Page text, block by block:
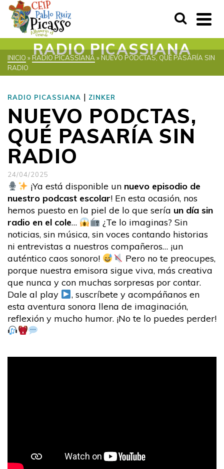
RADIO PICASSIANA
INICIO »RADIO PICASSIANA »NUEVO PODCTAS, QUÉ PASARÍA SIN
RADIO
RADIO PICASSIANA | ZINKER
NUEVO PODCTAS,
QUÉ PASARÍA SIN
RADIO
24/04/2025
¡Ya está disponible un nuevo episodio de
nuestro podcast escolar! En esta ocasión, nos
hemos puesto en la piel de lo que sería un día sin
radio en el cole…
¿Te lo imaginas? Sin
noticias, sin música, sin voces contando historias
ni entrevistas a nuestros compañeros… ¡un
auténtico caos sonoro!
Pero no te preocupes,
porque nuestra emisora sigue viva, más creativa
que nunca y con muchas sorpresas por contar.
Dale al play
, suscríbete y acompáñanos en
esta aventura sonora llena de imaginación,
reflexión y mucho humor. ¡No te lo puedes perder!